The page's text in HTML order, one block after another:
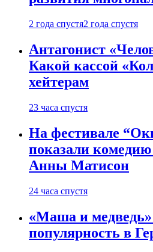
2 года спустя2 года спустя
Антагонист
Какой кассой
хейтерам
23 часа спустя
На фестивале
показали
Анны Матисон
24 часа спустя
«Маша и медведь»
популярность в